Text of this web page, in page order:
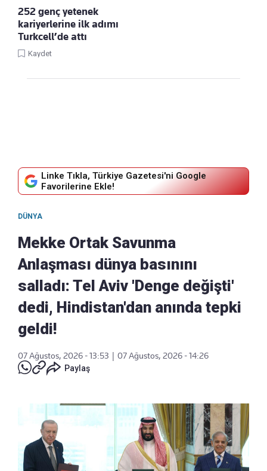
252 genç yetenek
kariyerlerine ilk adımı
Turkcell’de attı
Kaydet
Linke Tıkla, Türkiye Gazetesi'ni Google
Favorilerine Ekle!
DÜNYA
Mekke Ortak Savunma
Anlaşması dünya basınını
salladı: Tel Aviv 'Denge değişti'
dedi, Hindistan'dan anında tepki
geldi!
07 Ağustos, 2026 - 13:53
07 Ağustos, 2026 - 14:26
Paylaş